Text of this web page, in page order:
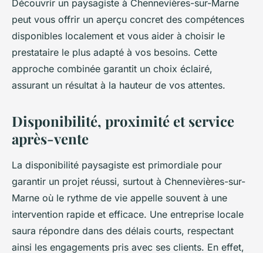
Découvrir un paysagiste à Chennevières-sur-Marne
peut vous offrir un aperçu concret des compétences
disponibles localement et vous aider à choisir le
prestataire le plus adapté à vos besoins. Cette
approche combinée garantit un choix éclairé,
assurant un résultat à la hauteur de vos attentes.
Disponibilité, proximité et service
après-vente
La disponibilité paysagiste est primordiale pour
garantir un projet réussi, surtout à Chennevières-sur-
Marne où le rythme de vie appelle souvent à une
intervention rapide et efficace. Une entreprise locale
saura répondre dans des délais courts, respectant
ainsi les engagements pris avec ses clients. En effet,